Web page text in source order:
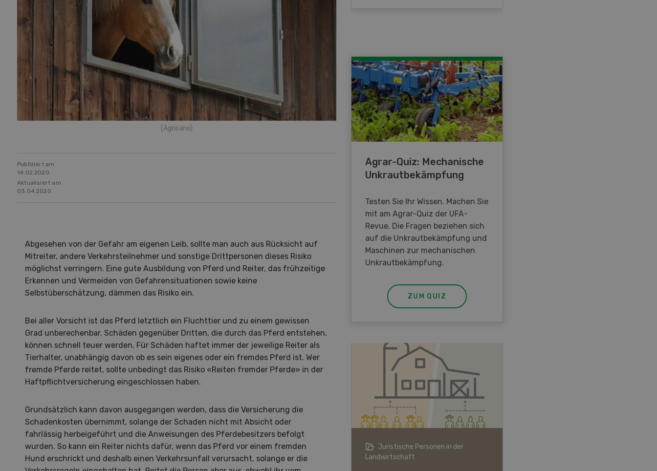
(Agrisano)
Publiziert am
14.02.2020
Aktualisiert am
03.04.2020
Abgesehen von der Gefahr am eigenen Leib, sollte man auch aus Rücksicht auf
Mitreiter, andere Verkehrsteilnehmer und sonstige Drittpersonen dieses Risiko
möglichst verringern. Eine gute Ausbildung von Pferd und Reiter, das frühzeitige
Erkennen und Vermeiden von Gefahrensituationen sowie keine
Selbstüberschätzung, dämmen das Risiko ein.
Bei aller Vorsicht ist das Pferd letztlich ein Fluchttier und zu einem gewissen
Grad unberechenbar. Schäden gegenüber Dritten, die durch das Pferd entstehen,
können schnell teuer werden. Für Schäden haftet immer der jeweilige Reiter als
Tierhalter, unabhängig davon ob es sein eigenes oder ein fremdes Pferd ist. Wer
fremde Pferde reitet, sollte unbedingt das Risiko «Reiten fremder Pferde» in der
Haftpflichtversicherung eingeschlossen haben.
Grundsätzlich kann davon ausgegangen werden, dass die Versicherung die
Schadenkosten übernimmt, solange der Schaden nicht mit Absicht oder
fahrlässig herbeigeführt und die Anweisungen des Pferdebesitzers befolgt
wurden. So kann ein Reiter nichts dafür, wenn das Pferd vor einem fremden
Hund erschrickt und deshalb einen Verkehrsunfall verursacht, solange er die
Agrar-Quiz: Mechanische
Unkrautbekämpfung
Testen Sie Ihr Wissen. Machen Sie
mit am Agrar-Quiz der UFA-
Revue. Die Fragen beziehen sich
auf die Unkrautbekämpfung und
Maschinen zur mechanischen
Unkrautbekämpfung.
ZUM QUIZ
Hof in neuer Hand Landwirtschaft im Klimawandel
Juristische Personen in der
Landwirtschaft